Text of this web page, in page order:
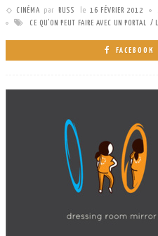
CINÉMA par RUSS le 16 FÉVRIER 2012
CE QU'ON PEUT FAIRE AVEC UN PORTAL
FACEBOOK